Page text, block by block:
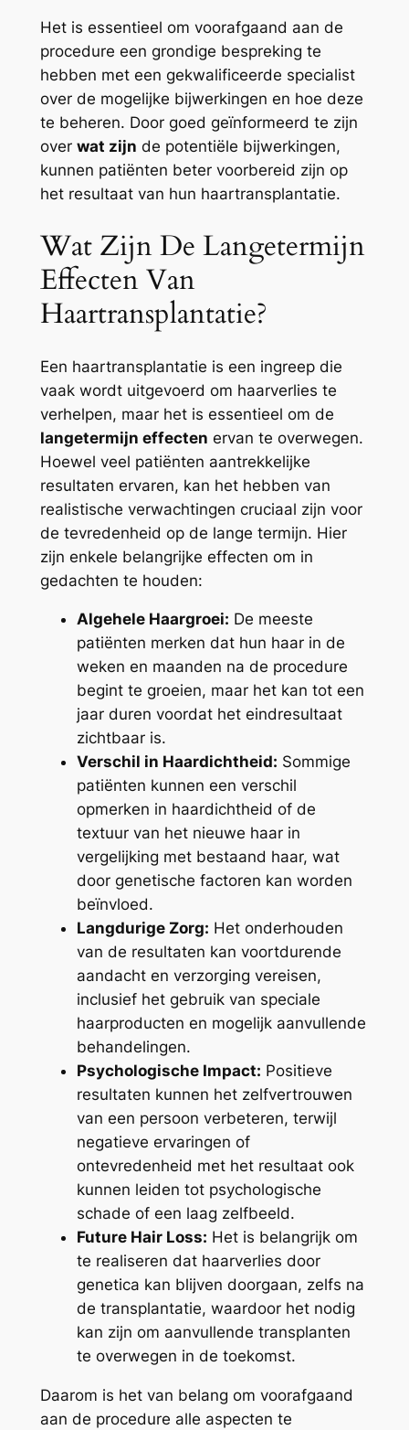
Het is essentieel om voorafgaand aan de
procedure een grondige bespreking te
hebben met een gekwalificeerde specialist
over de mogelijke bijwerkingen en hoe deze
te beheren. Door goed geïnformeerd te zijn
over wat zijn de potentiële bijwerkingen,
kunnen patiënten beter voorbereid zijn op
het resultaat van hun haartransplantatie.
Wat Zijn De Langetermijn
Effecten Van
Haartransplantatie?
Een haartransplantatie is een ingreep die
vaak wordt uitgevoerd om haarverlies te
verhelpen, maar het is essentieel om de
langetermijn effecten ervan te overwegen.
Hoewel veel patiënten aantrekkelijke
resultaten ervaren, kan het hebben van
realistische verwachtingen cruciaal zijn voor
de tevredenheid op de lange termijn. Hier
zijn enkele belangrijke effecten om in
gedachten te houden:
Algehele Haargroei: De meeste
patiënten merken dat hun haar in de
weken en maanden na de procedure
begint te groeien, maar het kan tot een
jaar duren voordat het eindresultaat
zichtbaar is.
Verschil in Haardichtheid: Sommige
patiënten kunnen een verschil
opmerken in haardichtheid of de
textuur van het nieuwe haar in
vergelijking met bestaand haar, wat
door genetische factoren kan worden
beïnvloed.
Langdurige Zorg: Het onderhouden
van de resultaten kan voortdurende
aandacht en verzorging vereisen,
inclusief het gebruik van speciale
haarproducten en mogelijk aanvullende
behandelingen.
Psychologische Impact: Positieve
resultaten kunnen het zelfvertrouwen
van een persoon verbeteren, terwijl
negatieve ervaringen of
ontevredenheid met het resultaat ook
kunnen leiden tot psychologische
schade of een laag zelfbeeld.
Future Hair Loss: Het is belangrijk om
te realiseren dat haarverlies door
genetica kan blijven doorgaan, zelfs na
de transplantatie, waardoor het nodig
kan zijn om aanvullende transplanten
te overwegen in de toekomst.
Daarom is het van belang om voorafgaand
aan de procedure alle aspecten te